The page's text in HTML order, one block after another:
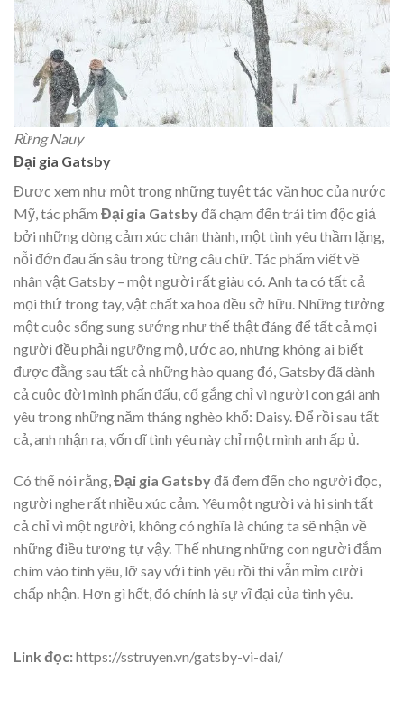
Rừng Nauy
Đại gia Gatsby
Được xem như một trong những tuyệt tác văn học của nước
Mỹ, tác phẩm Đại gia Gatsbyđã chạm đến trái tim độc giả
bởi những dòng cảm xúc chân thành, một tình yêu thầm lặng,
nỗi đớn đau ẩn sâu trong từng câu chữ. Tác phẩm viết về
nhân vật Gatsby – một người rất giàu có. Anh ta có tất cả
mọi thứ trong tay, vật chất xa hoa đều sở hữu. Những tưởng
một cuộc sống sung sướng như thế thật đáng để tất cả mọi
người đều phải ngưỡng mộ, ước ao, nhưng không ai biết
được đằng sau tất cả những hào quang đó, Gatsby đã dành
cả cuộc đời mình phấn đấu, cố gắng chỉ vì người con gái anh
yêu trong những năm tháng nghèo khổ: Daisy. Để rồi sau tất
cả, anh nhận ra, vốn dĩ tình yêu này chỉ một mình anh ấp ủ.
Có thể nói rằng, Đại gia Gatsbyđã đem đến cho người đọc,
người nghe rất nhiều xúc cảm. Yêu một người và hi sinh tất
cả chỉ vì một người, không có nghĩa là chúng ta sẽ nhận về
những điều tương tự vậy. Thế nhưng những con người đắm
chìm vào tình yêu, lỡ say với tình yêu rồi thì vẫn mỉm cười
chấp nhận. Hơn gì hết, đó chính là sự vĩ đại của tình yêu.
Link đọc:https://sstruyen.vn/gatsby-vi-dai/